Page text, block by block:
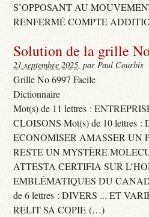
S’OPPOSANT AU
RENFERMÉ COMPTE
Solution de la grille
21 septembre 2025, par Paul Courbis
Grille No 6997 Facile
Dictionnaire
Mot(s) de 11 lettres :
CLOISONS Mot(s) de 10 lettres
ECONOMISER AMASSER UN
RESTE UN MYSTÈRE
ATTESTA CERTIFIA SUR
EMBLÉMATIQUES DU
de 6 lettres : DIVERS ... ET
RELIT SA COPIE (…)